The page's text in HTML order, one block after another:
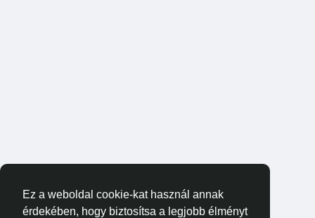
Ez a weboldal cookie-kat használ annak
érdekében, hogy biztosítsa a legjobb élményt